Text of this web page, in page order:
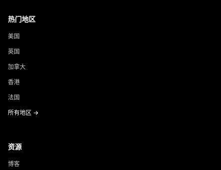
热门地区
美国
英国
加拿大
香港
法国
所有地区 →
资源
博客